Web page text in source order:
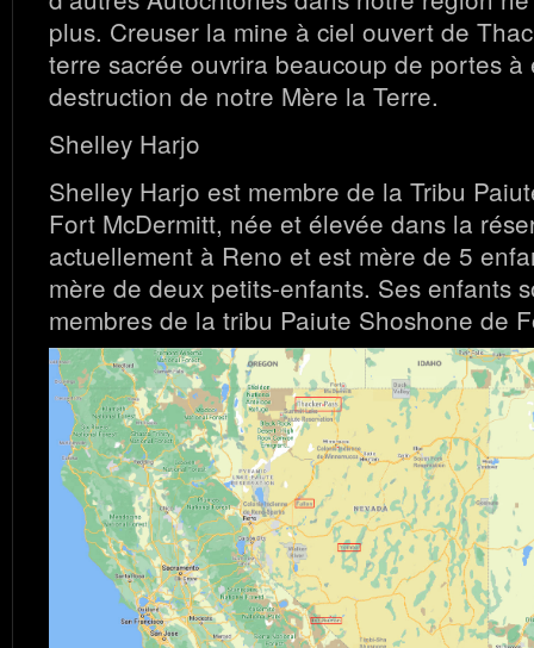
plus. Creuser la mine à ciel ouvert de
terre sacrée ouvrira beaucoup de portes à
destruction de notre Mère la Terre.
Shelley Harjo
Shelley Harjo est membre de la Tribu
Fort McDermitt, née et élevée dans la
actuellement à Reno et est mère de 5
mère de deux petits-enfants. Ses enfants
membres de la tribu Paiute Shoshone de